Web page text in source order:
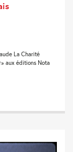
La Charité
aux éditions Nota